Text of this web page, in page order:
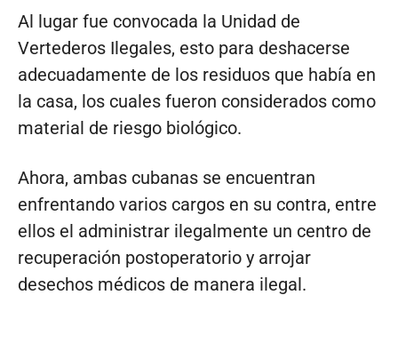
Al lugar fue convocada la Unidad de
Vertederos Ilegales, esto para deshacerse
adecuadamente de los residuos que había en
la casa, los cuales fueron considerados como
material de riesgo biológico.
Ahora, ambas cubanas se encuentran
enfrentando varios cargos en su contra, entre
ellos el administrar ilegalmente un centro de
recuperación postoperatorio y arrojar
desechos médicos de manera ilegal.